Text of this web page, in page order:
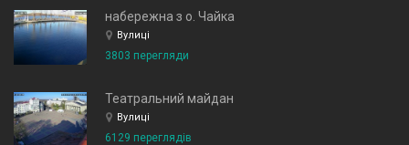
набережна з о. Чайка
Вулиці
3803 перегляди
Театральний майдан
Вулиці
6129 переглядів